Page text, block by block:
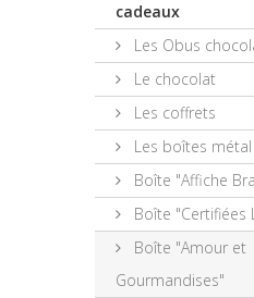
cadeaux
Les Obus
Le chocolat
Les coffrets
Les boîtes
Boîte "Affiche
Boîte "Certifiées
Boîte "Amour et
Gourmandises"